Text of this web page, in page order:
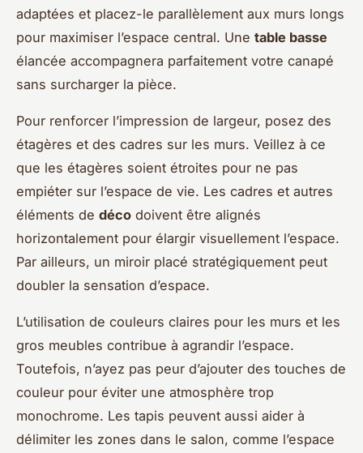
adaptées et placez-le parallèlement aux murs longs
pour maximiser l’espace central. Une table basse
élancée accompagnera parfaitement votre canapé
sans surcharger la pièce.
Pour renforcer l’impression de largeur, posez des
étagères et des cadres sur les murs. Veillez à ce
que les étagères soient étroites pour ne pas
empiéter sur l’espace de vie. Les cadres et autres
éléments de déco doivent être alignés
horizontalement pour élargir visuellement l’espace.
Par ailleurs, un miroir placé stratégiquement peut
doubler la sensation d’espace.
L’utilisation de couleurs claires pour les murs et les
gros meubles contribue à agrandir l’espace.
Toutefois, n’ayez pas peur d’ajouter des touches de
couleur pour éviter une atmosphère trop
monochrome. Les tapis peuvent aussi aider à
délimiter les zones dans le salon, comme l’espace